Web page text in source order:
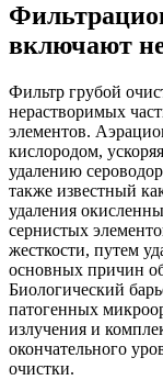
включают
Фильтр грубой
нерастворимых
элементов.
кислородом,
удалению
также известный
удаления
сернистых
жесткости, путем
основных причин
Биологический
патогенных
излучения и
окончательного
очистки.